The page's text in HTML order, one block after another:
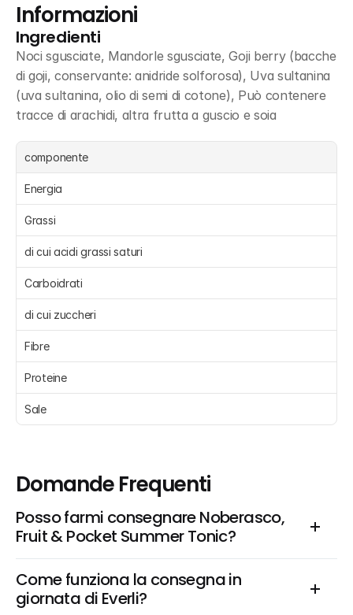
Informazioni
Ingredienti
Noci sgusciate, Mandorle sgusciate, Goji berry (bacche
di goji, conservante: anidride solforosa), Uva sultanina
(uva sultanina, olio di semi di cotone), Può contenere
tracce di arachidi, altra frutta a guscio e soia
componente
Energia
Grassi
di cui acidi grassi saturi
Carboidrati
di cui zuccheri
Fibre
Proteine
Sale
Domande Frequenti
Posso farmi consegnare Noberasco,
Fruit & Pocket Summer Tonic?
Come funziona la consegna in
giornata di Everli?